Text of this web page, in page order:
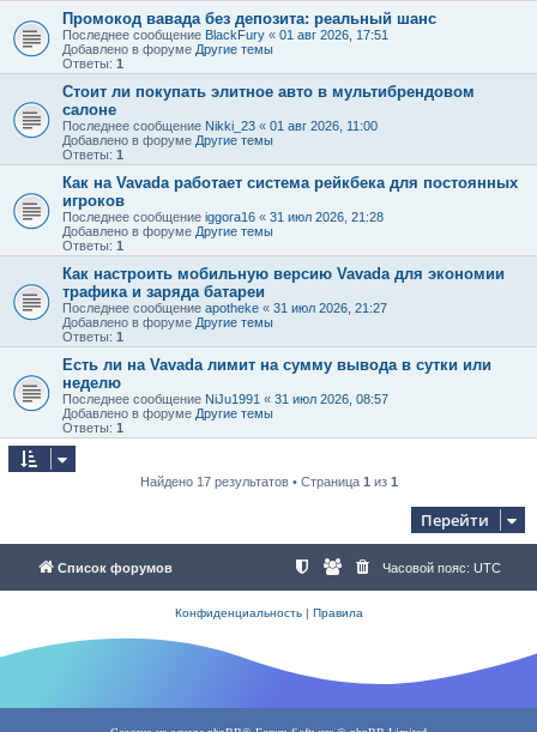
Промокод вавада без депозита: реальный шанс
Последнее сообщение BlackFury « 01 авг 2026, 17:51
Добавлено в форуме Другие темы
Ответы: 1
Стоит ли покупать элитное авто в мультибрендовом
салоне
Последнее сообщение Nikki_23 « 01 авг 2026, 11:00
Добавлено в форуме Другие темы
Ответы: 1
Как на Vavada работает система рейкбека для постоянных
игроков
Последнее сообщение iggora16 « 31 июл 2026, 21:28
Добавлено в форуме Другие темы
Ответы: 1
Как настроить мобильную версию Vavada для экономии
трафика и заряда батареи
Последнее сообщение apotheke « 31 июл 2026, 21:27
Добавлено в форуме Другие темы
Ответы: 1
Есть ли на Vavada лимит на сумму вывода в сутки или
неделю
Последнее сообщение NiJu1991 « 31 июл 2026, 08:57
Добавлено в форуме Другие темы
Ответы: 1
Найдено 17 результатов • Страница 1 из 1
Перейти
Список форумов Часовой пояс: UTC
Конфиденциальность| Правила